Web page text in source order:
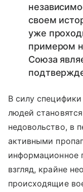
своем
уже
примером
Союза
В силу
людей
недовольство, в
активными
информационное
взгляд, крайне
происходящие